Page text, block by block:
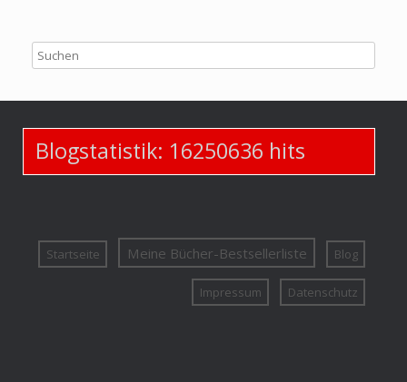
Blogstatistik: 16250636 hits
Startseite Meine Bücher-Bestsellerliste Blog
Impressum Datenschutz